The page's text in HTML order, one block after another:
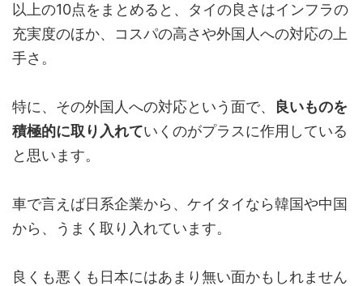
以上の10点をまとめると、タイの良さはインフラの
充実度のほか、コスパの高さや外国人への対応の上
手さ。
特に、その外国人への対応という面で、
良いものを
積極的に取り入れていくのがプラスに作用している
と思います。
車で言えば日系企業から、ケイタイなら韓国や中国
から、うまく取り入れています。
良くも悪くも日本にはあまり無い面かもしれません